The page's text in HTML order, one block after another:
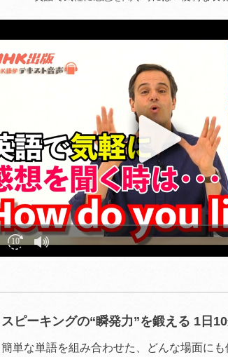
スピーキングの“瞬発力”を鍛える 1日
簡単な単語を組み合わせた、どんな場面に